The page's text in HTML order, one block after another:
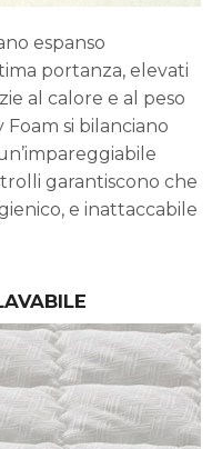
espanso
portanza, elevati
al calore e al peso
si bilanciano
garantiscono che
e inattaccabile